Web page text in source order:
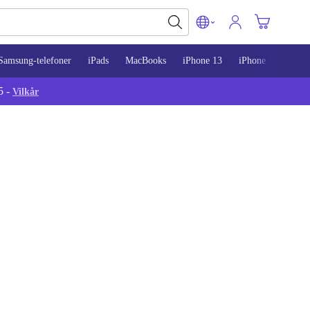
telefoner iPads MacBooks iPhone 13 iPhone 14
- Vilkår